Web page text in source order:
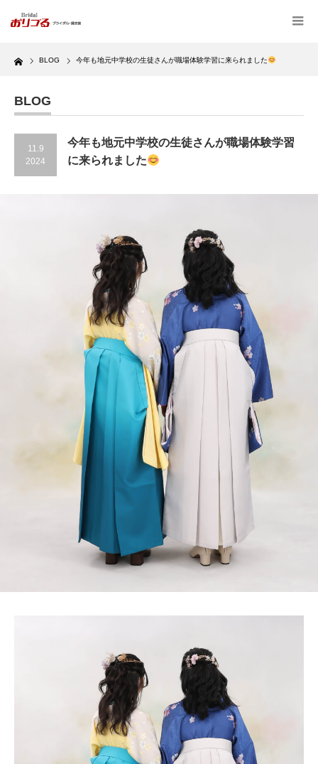
Home BLOG 今年も地元中学校の生徒さんが職場体験学習に来られました
BLOG
11.9
2024
今年も地元中学校の生徒さんが職場体験学習
に来られました